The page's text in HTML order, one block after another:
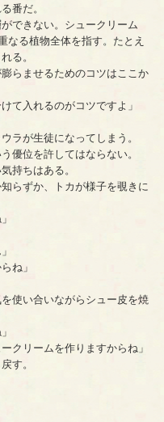
番だ。
できない。シュークリーム
なる植物全体を指す。たとえ
る。
らませるためのコツはここか
て入れるのがコツですよ」
ラが生徒になってしまう。
優位を許してはならない。
持ちはある。
らずか、トカが様子を覗きに
ね」
使い合いながらシュー皮を焼
クリームを作りますからね」
す。